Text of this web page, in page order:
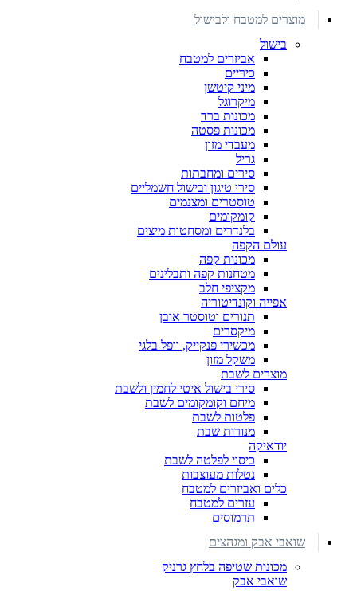
מוצרים למטבח ולבישול
בישול
אביזרים למטבח
כיריים
מיני קיטשן
מיקרוגל
מכונות ברד
מכונות פסטה
מעבדי מזון
גריל
סירים ומחבתות
סירי טיגון ובישול חשמליים
טוסטרים ומצנמים
קומקומים
בלנדרים ומסחטות מיצים
עולם הקפה
מכונות קפה
מטחנות קפה ותבלינים
מקציפי חלב
אפייה וקונדיטוריה
תנורים וטוסטר אובן
מיקסרים
מכשירי פנקייק, וופל בלגי
משקל מזון
מוצרים לשבת
סירי בישול איטי לחמין ולשבת
מיחם וקומקומים לשבת
פלטות לשבת
מנורות שבת
יודאיקה
כיסוי לפלטה לשבת
נטלות מעוצבות
כלים ואביזרים למטבח
עזרים למטבח
תרמוסים
שואבי אבק ומגהצים
מכונות שטיפה בלחץ גרניק
שואבי אבק